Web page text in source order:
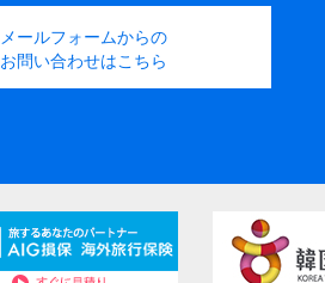
メールフォームからの
お問い合わせはこちら